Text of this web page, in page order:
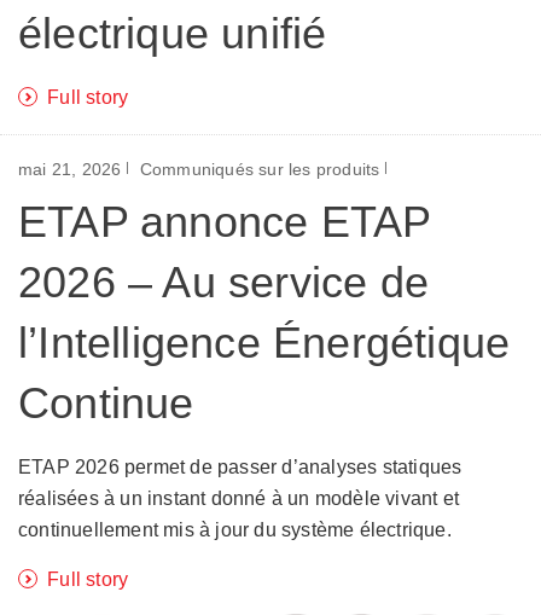
électrique unifié
Full story
mai 21, 2026 Communiqués sur les produits
ETAP annonce ETAP
2026 – Au service de
l’Intelligence Énergétique
Continue
ETAP 2026 permet de passer d’analyses statiques
réalisées à un instant donné à un modèle vivant et
continuellement mis à jour du système électrique.
Full story